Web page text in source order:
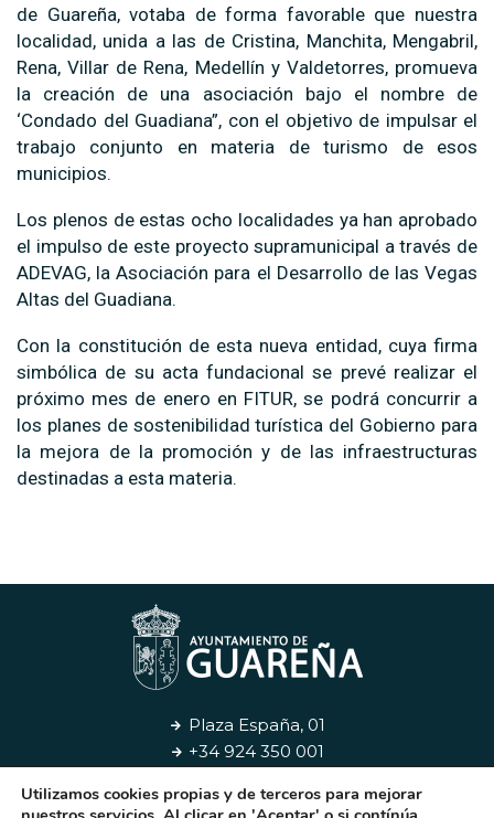
de Guareña, votaba de forma favorable que nuestra
localidad, unida a las de Cristina, Manchita, Mengabril,
Rena, Villar de Rena, Medellín y Valdetorres, promueva
la creación de una asociación bajo el nombre de
‘Condado del Guadiana”, con el objetivo de impulsar el
trabajo conjunto en materia de turismo de esos
municipios.
Los plenos de estas ocho localidades ya han aprobado
el impulso de este proyecto supramunicipal a través de
ADEVAG, la Asociación para el Desarrollo de las Vegas
Altas del Guadiana.
Con la constitución de esta nueva entidad, cuya firma
simbólica de su acta fundacional se prevé realizar el
próximo mes de enero en FITUR, se podrá concurrir a
los planes de sostenibilidad turística del Gobierno para
la mejora de la promoción y de las infraestructuras
destinadas a esta materia.
Plaza España, 01
+34 924 350 001
Aviso Legal Privacidad Cookies Contacto
Utilizamos cookies propias y de terceros para mejorar